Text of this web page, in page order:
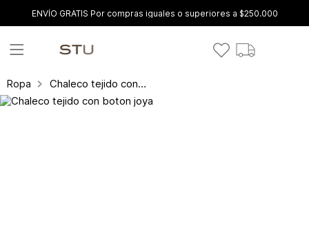
ENVÍO GRATIS Por compras iguales o superiores a $250.000
Ropa Chaleco tejido con boton joya